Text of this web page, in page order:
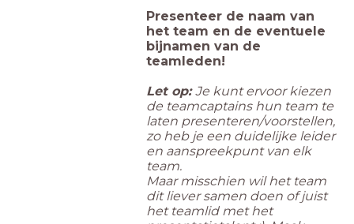
Presenteer de naam van
het team en de eventuele
bijnamen van de
teamleden!
Let op:Je kunt ervoor kiezen
de teamcaptains hun team te
laten presenteren/voorstellen,
zo heb je een duidelijke leider
en aanspreekpunt van elk
team.
Maar misschien wil het team
dit liever samen doen of juist
het teamlid met het